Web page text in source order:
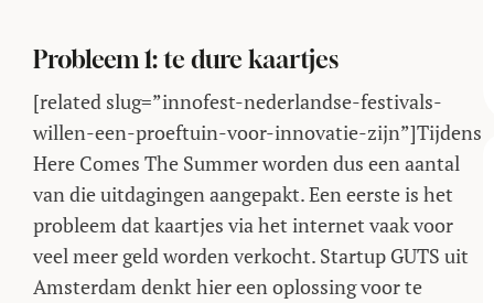
Probleem 1: te dure kaartjes
[related slug=”innofest-nederlandse-festivals-
willen-een-proeftuin-voor-innovatie-zijn”]Tijdens
Here Comes The Summer worden dus een aantal
van die uitdagingen aangepakt. Een eerste is het
probleem dat kaartjes via het internet vaak voor
veel meer geld worden verkocht. Startup GUTS uit
Amsterdam denkt hier een oplossing voor te